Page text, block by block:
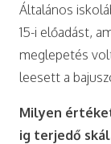
Általános
15-i előadást,
meglepetés
leesett a
Milyen
ig terjedő